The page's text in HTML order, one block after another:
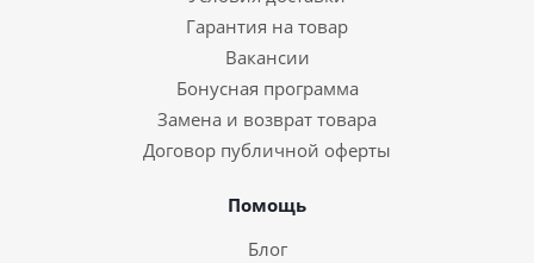
Гарантия на товар
Вакансии
Бонусная программа
Замена и возврат товара
Договор публичной оферты
Помощь
Блог